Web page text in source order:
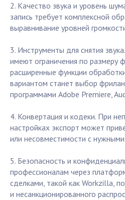
2. Качество звука и уровень
запись требует комплексной
выравнивание уровней
3. Инструменты для снятия
имеют ограничения по размеру
расширенные функции
вариантом станет выбор
программами Adobe Premiere,
4. Конвертация и кодеки. При
настройках экспорт может
или несовместимости с
5. Безопасность и
профессионалам через
сделками, такой как Workzilla,
и несанкционированного